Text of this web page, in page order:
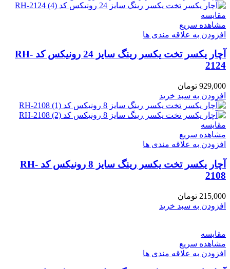
مقایسه
مشاهده سریع
افزودن به علاقه مندی ها
آچار یکسر تخت یکسر رینگ سایز 24 رونیکس کد RH-
2124
929,000 تومان
افزودن به سبد خرید
مقایسه
مشاهده سریع
افزودن به علاقه مندی ها
آچار یکسر تخت یکسر رینگ سایز 8 رونیکس کد RH-
2108
215,000 تومان
افزودن به سبد خرید
مقایسه
مشاهده سریع
افزودن به علاقه مندی ها